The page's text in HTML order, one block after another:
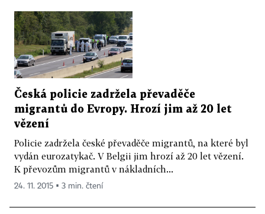
Česká policie zadržela převaděče
migrantů do Evropy. Hrozí jim až 20 let
vězení
Policie zadržela české převaděče migrantů, na které byl
vydán eurozatykač. V Belgii jim hrozí až 20 let vězení.
K převozům migrantů v nákladních...
24. 11. 2015 ▪ 3 min. čtení